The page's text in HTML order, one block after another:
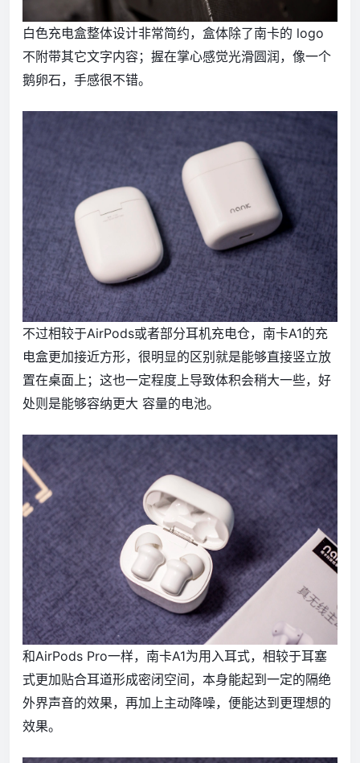
白色充电盒整体设计非常简约，盒体除了南卡的 logo
不附带其它文字内容；握在掌心感觉光滑圆润，像一个
鹅卵石，手感很不错。
不过相较于AirPods或者部分耳机充电仓，南卡A1的充
电盒更加接近方形，很明显的区别就是能够直接竖立放
置在桌面上；这也一定程度上导致体积会稍大一些，好
处则是能够容纳更大 容量的电池。
和AirPods Pro一样，南卡A1为用入耳式，相较于耳塞
式更加贴合耳道形成密闭空间，本身能起到一定的隔绝
外界声音的效果，再加上主动降噪，便能达到更理想的
效果。